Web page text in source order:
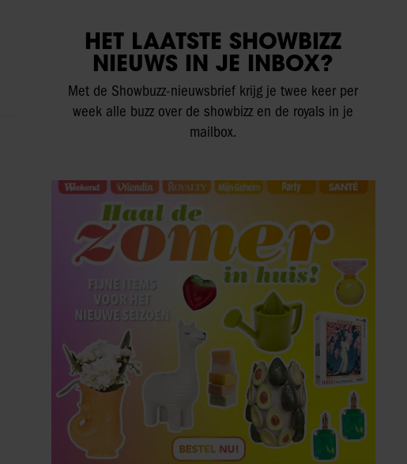
HET LAATSTE SHOWBIZZ
NIEUWS IN JE INBOX?
Met de Showbuzz-nieuwsbrief krijg je twee keer per
week alle buzz over de showbizz en de royals in je
mailbox.